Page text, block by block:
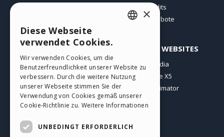
Credits
Angebote
PROFIL
Meine Beiträge
Meine Lizenz
Download
Webhosting
ANDERE WEBSITES
Incomedia
WebSite X5
WebAnimator
GERMAN
SPANISH
PORTUGUESE
×
Diese Webseite
verwendet Cookies.
Wir verwenden Cookies, um die
Benutzerfreundlichkeit unserer Website zu
verbessern. Durch die weitere Nutzung
unserer Webseite stimmen Sie der
Verwendung von Cookies gemäß unserer
Cookie-Richtlinie zu. Weitere Informationen
UNBEDINGT ERFORDERLICH